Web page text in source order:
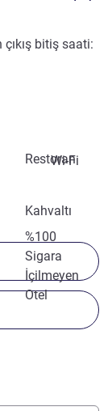
çıkış bitiş saati:
Restoran
Wi-Fi
Kahvaltı
%100
Sigara
İçilmeyen
Otel